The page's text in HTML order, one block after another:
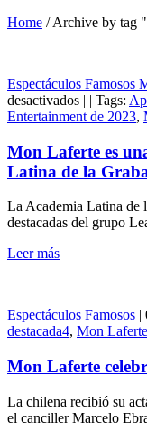
Home / Archive by tag
Espectáculos Famosos
desactivadosen
Mon
es
una
Leading
de
La
Grabación
| | Tags:
Entertainment de 2023,
Mon Laferte es
Latina de la
La Academia Latina de
destacadas del grupo
Leer más
Espectáculos Famosos |
destacada4, Mon Laferte
Mon Laferte
La chilena recibió su
el canciller Marcelo